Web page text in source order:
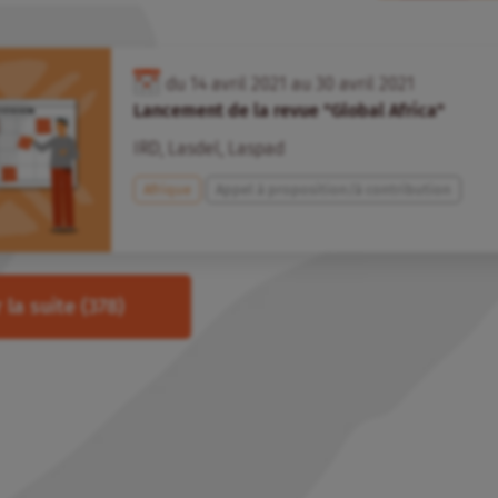
du 14 avril au avril
Lancement de la revue "Global Africa"
Lasdel Laspad
Afrique
la suite (378)